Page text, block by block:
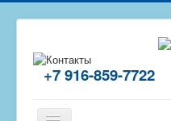
+7 916-859-7722